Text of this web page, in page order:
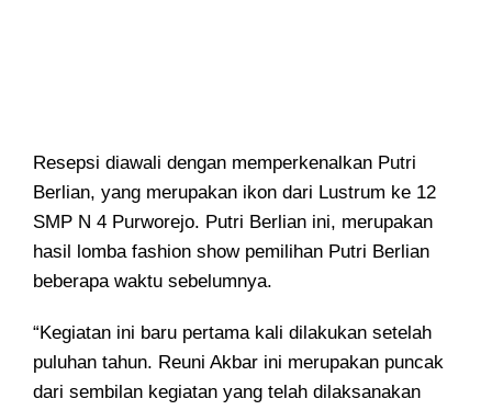
Resepsi diawali dengan memperkenalkan Putri
Berlian, yang merupakan ikon dari Lustrum ke 12
SMP N 4 Purworejo. Putri Berlian ini, merupakan
hasil lomba fashion show pemilihan Putri Berlian
beberapa waktu sebelumnya.
“Kegiatan ini baru pertama kali dilakukan setelah
puluhan tahun. Reuni Akbar ini merupakan puncak
dari sembilan kegiatan yang telah dilaksanakan